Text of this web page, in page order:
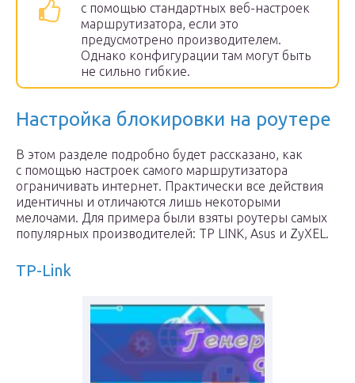
с помощью стандартных веб-настроек
маршрутизатора, если это
предусмотрено производителем.
Однако конфигурации там могут быть
не сильно гибкие.
Настройка блокировки на роутере
В этом разделе подробно будет рассказано, как
с помощью настроек самого маршрутизатора
ограничивать интернет. Практически все действия
идентичны и отличаются лишь некоторыми
мелочами. Для примера были взяты роутеры самых
популярных производителей: TP LINK, Asus и ZyXEL.
TP-Link